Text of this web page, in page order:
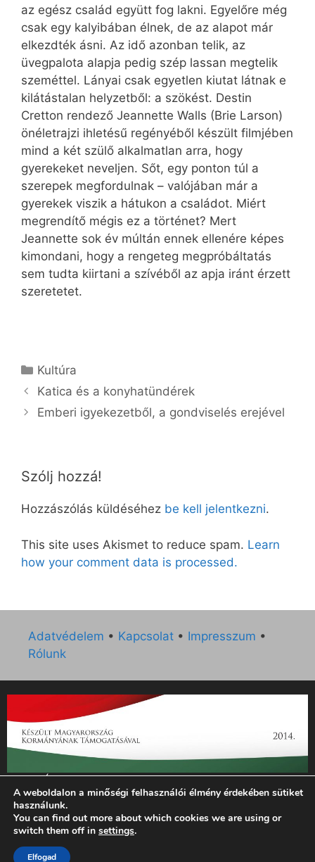
az egész család együtt fog lakni. Egyelőre még
csak egy kalyibában élnek, de az alapot már
elkezdték ásni. Az idő azonban telik, az
üvegpalota alapja pedig szép lassan megtelik
szeméttel. Lányai csak egyetlen kiutat látnak e
kilátástalan helyzetből: a szökést. Destin
Cretton rendező Jeannette Walls (Brie Larson)
önéletrajzi ihletésű regényéből készült filmjében
mind a két szülő alkalmatlan arra, hogy
gyerekeket neveljen. Sőt, egy ponton túl a
szerepek megfordulnak – valójában már a
gyerekek viszik a hátukon a családot. Miért
megrendítő mégis ez a történet? Mert
Jeannette sok év múltán ennek ellenére képes
kimondani, hogy a rengeteg megpróbáltatás
sem tudta kiirtani a szívéből az apja iránt érzett
szeretetet.
Kategória
Kultúra
Katica és a konyhatündérek
Emberi igyekezetből, a gondviselés erejével
Szólj hozzá!
Hozzászólás küldéséhez be kell jelentkezni.
This site uses Akismet to reduce spam. Learn
how your comment data is processed.
Adatvédelem • Kapcsolat • Impresszum •
Rólunk
„Az Új Ember katolikus hetilap 2014. évi működésének
támogatását az EGYH-KCP-14-P-0121 sz. támogatási
szerződés keretében 3 000 000 Ft összegben támogatta az
Emberi Erőforrások Minisztériuma.”
© 2026 Magyar Kurír - Új Ember
A weboldalon a minőségi felhasználói élmény érdekében sütiket
használunk.
You can find out more about which cookies we are using or
switch them off in settings.
Elfogad